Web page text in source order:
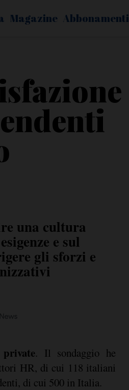
Magazine Abbonamenti
una cultura
e sul
gli sforzi e
. Il sondaggio he
HR, di cui 118 italiani
di cui 500 in Italia.